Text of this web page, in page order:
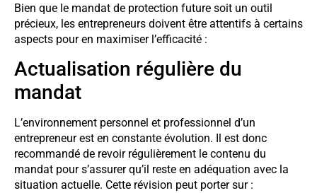
Bien que le mandat de protection future soit un outil
précieux, les entrepreneurs doivent être attentifs à certains
aspects pour en maximiser l’efficacité :
Actualisation régulière du
mandat
L’environnement personnel et professionnel d’un
entrepreneur est en constante évolution. Il est donc
recommandé de revoir régulièrement le contenu du
mandat pour s’assurer qu’il reste en adéquation avec la
situation actuelle. Cette révision peut porter sur :